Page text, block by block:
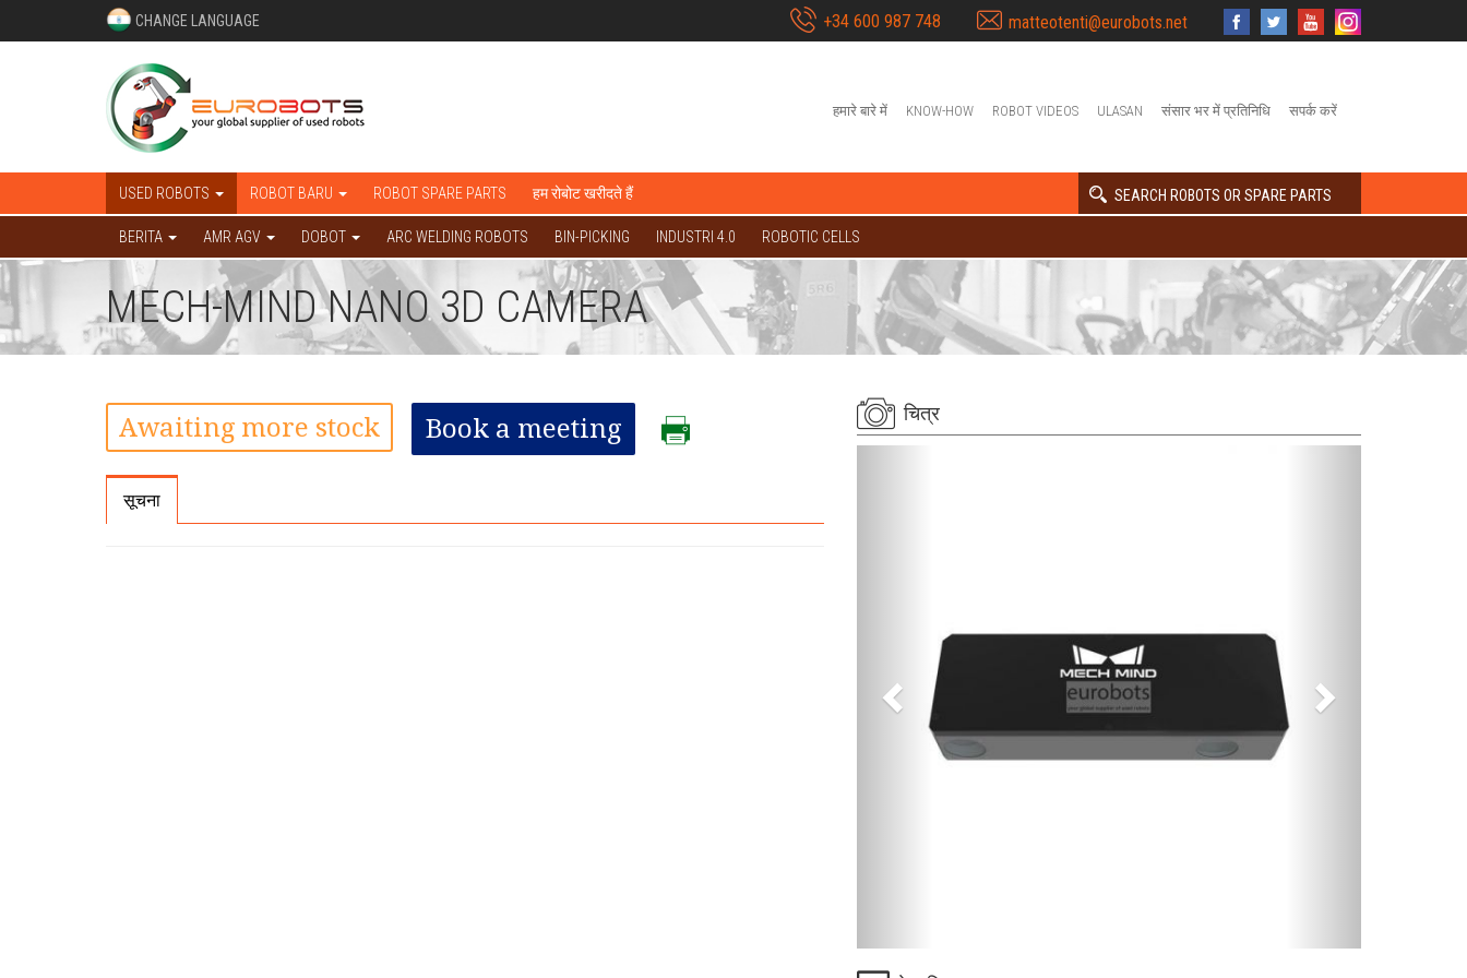
CHANGE LANGUAGE +34 600 987 748 matteotenti@eurobots.net
हमारे बारे में KNOW-HOW ROBOT VIDEOS ULASAN संसार भर में प्रतिनिधि सपर्क करें
USED ROBOTS ROBOT BARU ROBOT SPARE PARTS हम रोबोट खरीदते हैं SEARCH ROBOTS OR SPARE PARTS
BERITA AMR AGV DOBOT ARC WELDING ROBOTS BIN-PICKING INDUSTRI 4.0 ROBOTIC CELLS
MECH-MIND NANO 3D CAMERA
Awaiting more stock Book a meeting
सूचना
चित्र